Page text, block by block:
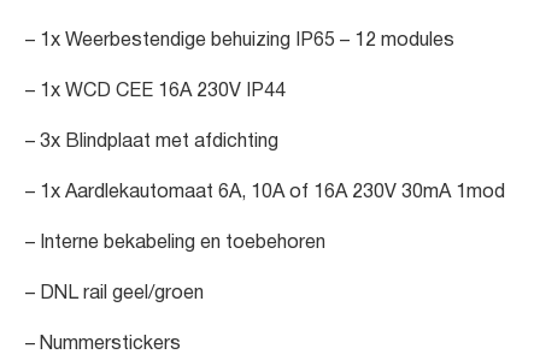
– 1x Weerbestendige behuizing IP65 – 12 modules
– 1x WCD CEE 16A 230V IP44
– 3x Blindplaat met afdichting
– 1x Aardlekautomaat 6A, 10A of 16A 230V 30mA 1mod
– Interne bekabeling en toebehoren
– DNL rail geel/groen
– Nummerstickers